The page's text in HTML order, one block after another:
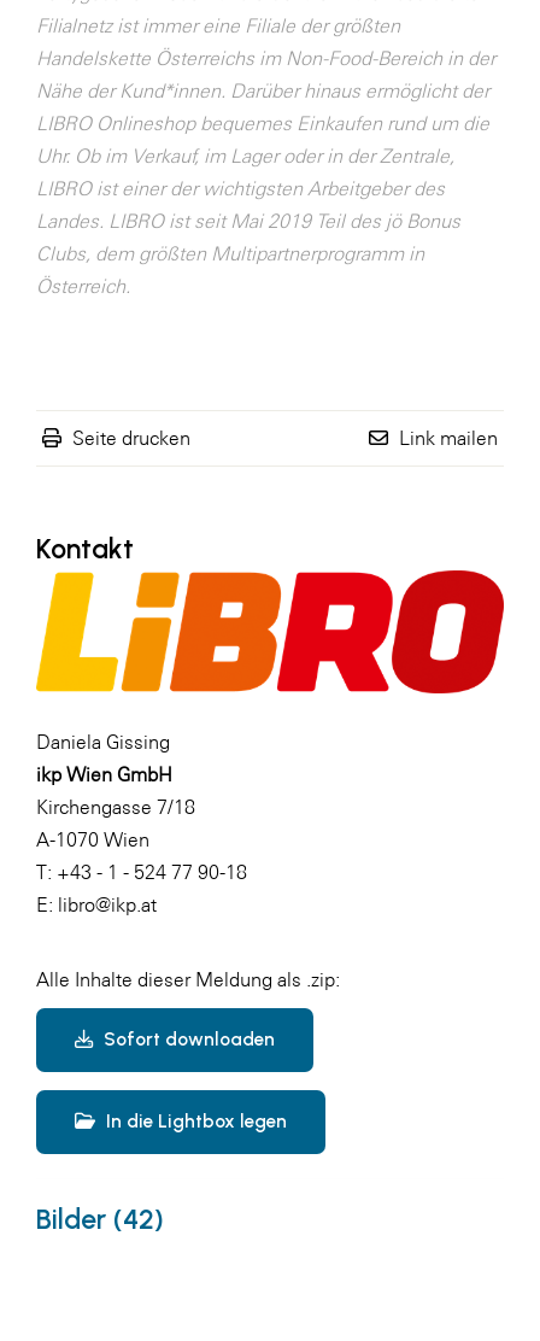
WKS Fachgruppe Finanzdienstleister
WK UBIT
Zühlke
Media
Filialnetz ist immer eine Filiale der größten
Handelskette Österreichs im Non-Food-Bereich in der
Nähe der Kund*innen. Darüber hinaus ermöglicht der
LIBRO Onlineshop bequemes Einkaufen rund um die
Uhr. Ob im Verkauf, im Lager oder in der Zentrale,
LIBRO ist einer der wichtigsten Arbeitgeber des
Landes. LIBRO ist seit Mai 2019 Teil des jö Bonus
Clubs, dem größten Multipartnerprogramm in
Österreich.
Seite drucken Link mailen
Kontakt
Daniela Gissing
ikp Wien GmbH
Kirchengasse 7/18
A-1070 Wien
T: +43 - 1 - 524 77 90-18
E: libro@ikp.at
Alle Inhalte dieser Meldung als .zip:
Sofort downloaden
In die Lightbox legen
Bilder (42)